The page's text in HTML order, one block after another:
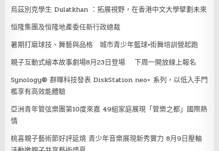
烏茲別克學生 Dulatkhan ：拓展視野，在香港中文大學擘劃未來
恒隆集團及恒隆地產委任新行政總裁
暑期打磨球技、舞藝與品格 城市青少年籃球×街舞培訓營起跑
親子互動式繪本故事劇場8月23日登場 下周一開放線上報名
Synology® 群暉科技發表 DiskStation neo+ 系列，以低入手門
檻享有高效能體驗
亞洲青年管弦樂團第10度來嘉 49組家庭展現「管樂之都」國際熱
情
桃喜親子藝術節好評延燒 青少年音樂展現新秀實力 8月9日壓軸